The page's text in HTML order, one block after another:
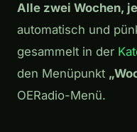
Alle zwei Wochen,
automatisch und
gesammelt in der
den Menüpunkt
OERadio-Menü.